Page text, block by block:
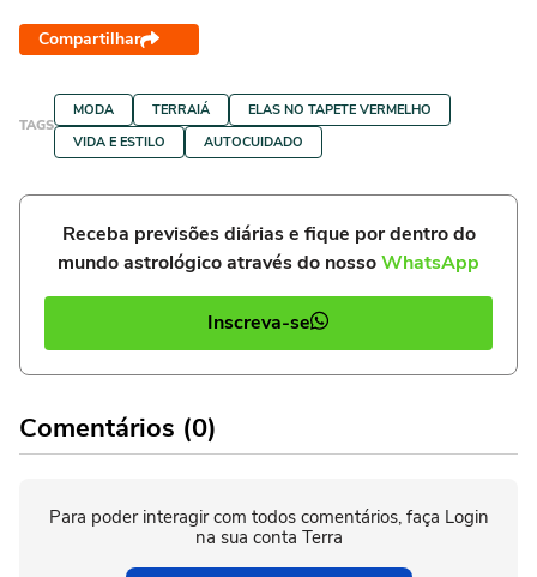
Compartilhar
TAGS
MODA TERRAIÁ
ELAS NO TAPETE VERMELHO
VIDA E ESTILO
AUTOCUIDADO
Receba previsões diárias e fique por dentro do
mundo astrológico através do nossoWhatsApp
Inscreva-se
Comentários (0)
Para poder interagir com todos comentários, faça Login
na sua conta Terra